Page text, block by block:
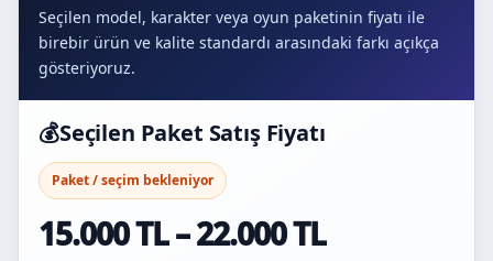
Seçilen model, karakter veya oyun paketinin fiyatı ile
birebir ürün ve kalite standardı arasındaki farkı açıkça
gösteriyoruz.
💰Seçilen Paket Satış Fiyatı
Paket / seçim bekleniyor
15.000 TL – 22.000 TL